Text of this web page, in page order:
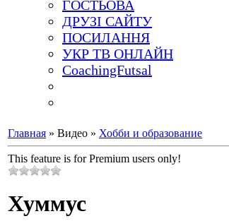
ГОСТЬОВА
ДРУЗІ САЙТУ
ПОСИЛАННЯ
УКР ТВ ОНЛАЙН
CoachingFutsal
Главная » Видео » Хобби и образование
This feature is for Premium users only!
Хуммус